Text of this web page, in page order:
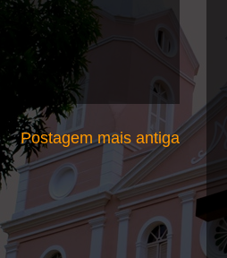
Postagem mais antiga